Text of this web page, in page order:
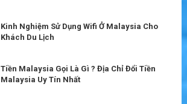
Kinh Nghiệm Sử Dụng Wifi Ở Malaysia Cho
Khách Du Lịch
Tiền Malaysia Gọi Là Gì ? Địa Chỉ Đổi Tiền
Malaysia Uy Tín Nhất